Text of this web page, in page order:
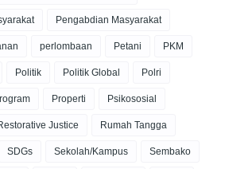
Pengabdian Masyarakat
perlombaan Petani PKM
Politik Politik Global Polri
Properti Psikososial
Justice Rumah Tangga
SDGs Sekolah/Kampus Sembako